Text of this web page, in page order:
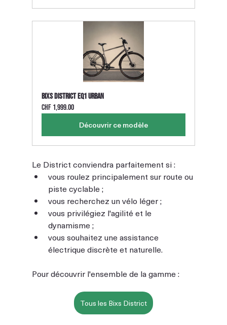
BIXS District EQ1 Urban
CHF 1,999.00
Découvrir ce modèle
Le District conviendra parfaitement si :
vous roulez principalement sur route ou
piste cyclable ;
vous recherchez un vélo léger ;
vous privilégiez l'agilité et le
dynamisme ;
vous souhaitez une assistance
électrique discrète et naturelle.
Pour découvrir l'ensemble de la gamme :
Tous les Bixs District